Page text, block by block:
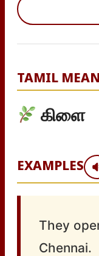
TAMIL
கிளை
EXAMPLES
They
Chennai.